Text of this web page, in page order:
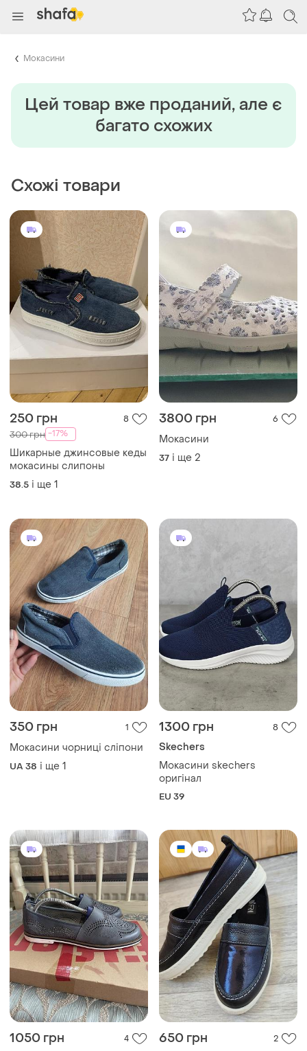
Мокасини
Цей товар вже проданий, але є
багато схожих
Схожі товари
250 грн 8
300 грн -17%
Шикарные джинсовые кеды
мокасины слипоны
38.5 і ще 1
3800 грн 6
Мокасини
37 і ще 2
350 грн 1
Мокасини чорниці сліпони
UA 38 і ще 1
1300 грн 8
Skechers
Мокасини skechers
оригінал
EU 39
1050 грн 4 650 грн 2